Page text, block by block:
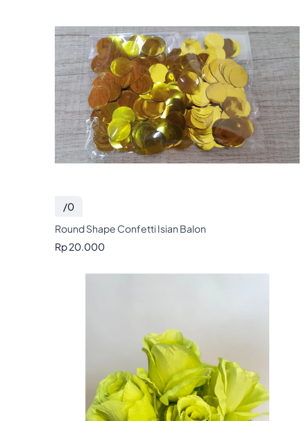
/0
Round Shape Confetti Isian Balon
Rp 20.000